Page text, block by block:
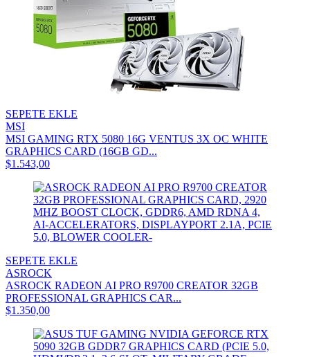
SEPETE EKLE
MSI
MSI GAMING RTX 5080 16G VENTUS 3X OC WHITE
GRAPHICS CARD (16GB GD...
$1.543,00
SEPETE EKLE
ASROCK
ASROCK RADEON AI PRO R9700 CREATOR 32GB
PROFESSIONAL GRAPHICS CAR...
$1.350,00